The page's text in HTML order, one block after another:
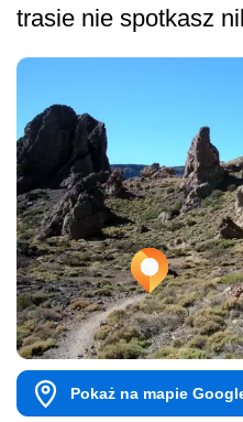
trasie nie spotkasz
Pokaż na mapie